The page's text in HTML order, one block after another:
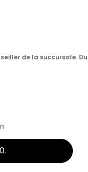
de la succursale. Du
.